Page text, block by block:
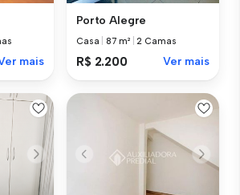
mais
Porto Alegre
Casa |87 m² 2 Camas
R$ 2.200 Ver mais